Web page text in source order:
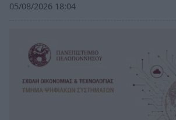
05/08/2026 18:04